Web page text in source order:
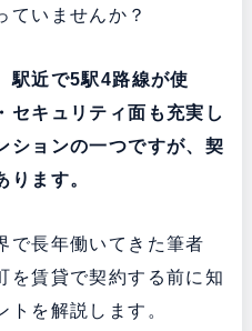
ていませんか？
駅近で5駅4路線が使
セキュリティ面も充実し
ションの一つですが、契
ります。
で長年働いてきた筆者
を賃貸で契約する前に知
トを解説します。